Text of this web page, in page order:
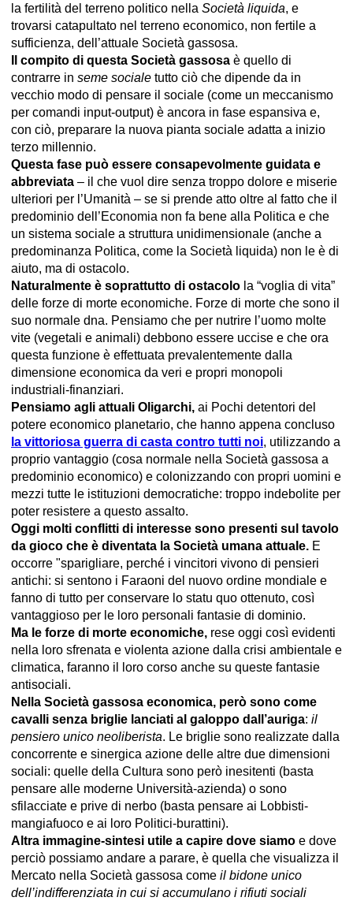
la fertilità del terreno politico nella Società liquida, e
trovarsi catapultato nel terreno economico, non fertile a
sufficienza, dell’attuale Società gassosa.
Il compito di questa Società gassosa è quello di
contrarre in seme sociale tutto ciò che dipende da in
vecchio modo di pensare il sociale (come un meccanismo
per comandi input-output) è ancora in fase espansiva e,
con ciò, preparare la nuova pianta sociale adatta a inizio
terzo millennio.
Questa fase può essere consapevolmente guidata e
abbreviata – il che vuol dire senza troppo dolore e miserie
ulteriori per l’Umanità – se si prende atto oltre al fatto che il
predominio dell’Economia non fa bene alla Politica e che
un sistema sociale a struttura unidimensionale (anche a
predominanza Politica, come la Società liquida) non le è di
aiuto, ma di ostacolo.
Naturalmente è soprattutto di ostacolo la “voglia di vita”
delle forze di morte economiche. Forze di morte che sono il
suo normale dna. Pensiamo che per nutrire l’uomo molte
vite (vegetali e animali) debbono essere uccise e che ora
questa funzione è effettuata prevalentemente dalla
dimensione economica da veri e propri monopoli
industriali-finanziari.
Pensiamo agli attuali Oligarchi, ai Pochi detentori del
potere economico planetario, che hanno appena concluso
la vittoriosa guerra di casta contro tutti noi, utilizzando a
proprio vantaggio (cosa normale nella Società gassosa a
predominio economico) e colonizzando con propri uomini e
mezzi tutte le istituzioni democratiche: troppo indebolite per
poter resistere a questo assalto.
Oggi molti conflitti di interesse sono presenti sul tavolo
da gioco che è diventata la Società umana attuale. E
occorre "sparigliare, perché i vincitori vivono di pensieri
antichi: si sentono i Faraoni del nuovo ordine mondiale e
fanno di tutto per conservare lo statu quo ottenuto, così
vantaggioso per le loro personali fantasie di dominio.
Ma le forze di morte economiche, rese oggi così evidenti
nella loro sfrenata e violenta azione dalla crisi ambientale e
climatica, faranno il loro corso anche su queste fantasie
antisociali.
Nella Società gassosa economica, però sono come
cavalli senza briglie lanciati al galoppo dall’auriga: il
pensiero unico neoliberista. Le briglie sono realizzate dalla
concorrente e sinergica azione delle altre due dimensioni
sociali: quelle della Cultura sono però inesitenti (basta
pensare alle moderne Università-azienda) o sono
sfilacciate e prive di nerbo (basta pensare ai Lobbisti-
mangiafuoco e ai loro Politici-burattini).
Altra immagine-sintesi utile a capire dove siamo e dove
perciò possiamo andare a parare, è quella che visualizza il
Mercato nella Società gassosa come il bidone unico
dell’indifferenziata in cui si accumulano i rifiuti sociali